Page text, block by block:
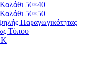
50×40
50×50
Παραγωγικότητας
Τύπου